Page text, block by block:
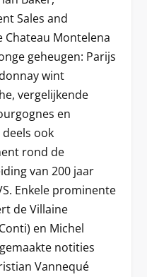
Sales and
Montelena
geheugen: Parijs
wint
vergelijkende
en
ook
rond de
van 200 jaar
Enkele prominente
de Villaine
en Michel
notities
Vannequé